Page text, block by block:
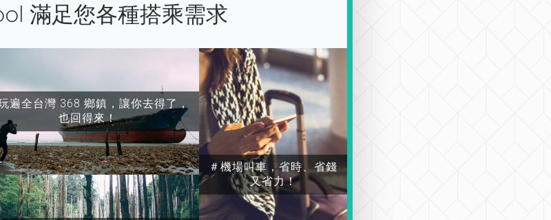
滿足您各種搭乘需求
遍全台灣 368 鄉鎮，讓你去得了，
也回得來！
＃機場叫車，省時、省錢
又省力！